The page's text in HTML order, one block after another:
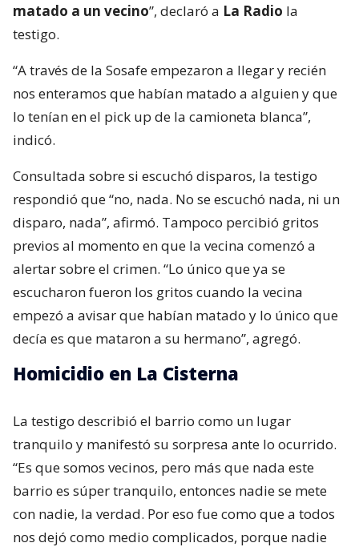
matado a un vecino”, declaró a La Radio la
testigo.
“A través de la Sosafe empezaron a llegar y recién
nos enteramos que habían matado a alguien y que
lo tenían en el pick up de la camioneta blanca”,
indicó.
Consultada sobre si escuchó disparos, la testigo
respondió que “no, nada. No se escuchó nada, ni un
disparo, nada”, afirmó. Tampoco percibió gritos
previos al momento en que la vecina comenzó a
alertar sobre el crimen. “Lo único que ya se
escucharon fueron los gritos cuando la vecina
empezó a avisar que habían matado y lo único que
decía es que mataron a su hermano”, agregó.
Homicidio en La Cisterna
La testigo describió el barrio como un lugar
tranquilo y manifestó su sorpresa ante lo ocurrido.
“Es que somos vecinos, pero más que nada este
barrio es súper tranquilo, entonces nadie se mete
con nadie, la verdad. Por eso fue como que a todos
nos dejó como medio complicados, porque nadie